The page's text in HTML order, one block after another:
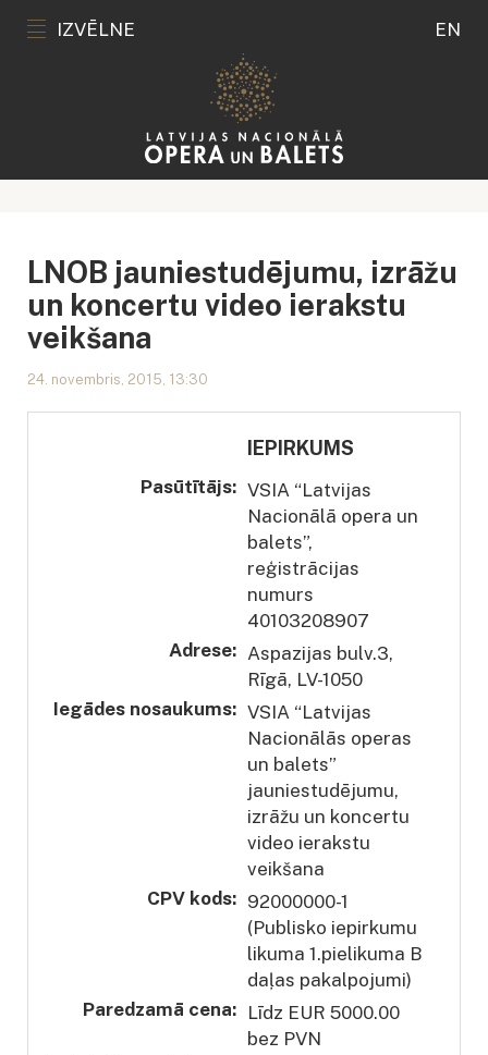
IZVĒLNE EN
LNOB jauniestudējumu, izrāžu
un koncertu video ierakstu
veikšana
24. novembris, 2015, 13:30
IEPIRKUMS
Pasūtītājs: VSIA “Latvijas
Nacionālā opera un
balets”,
reģistrācijas
numurs
40103208907
Adrese: Aspazijas bulv.3,
Rīgā, LV-1050
Iegādes nosaukums: VSIA “Latvijas
Nacionālās operas
un balets”
jauniestudējumu,
izrāžu un koncertu
video ierakstu
veikšana
CPV kods: 92000000-1
(Publisko iepirkumu
likuma 1.pielikuma B
daļas pakalpojumi)
Paredzamā cena: Līdz EUR 5000.00
bez PVN